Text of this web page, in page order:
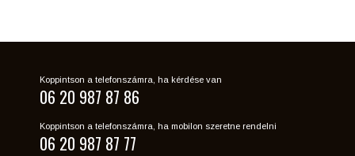
Koppintson a telefonszámra, ha kérdése van
06 20 987 87 86
Koppintson a telefonszámra, ha mobilon szeretne rendelni
06 20 987 87 77